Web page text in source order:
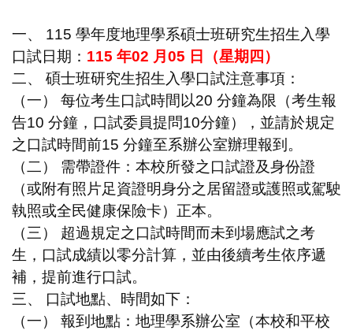
一、 115 學年度地理學系碩士班研究生招生入學
口試日期： 115 年02 月05 日（星期四）
二、 碩士班研究生招生入學口試注意事項：
（一） 每位考生口試時間以20 分鐘為限（考生報
告10 分鐘，口試委員提問10分鐘），並請於規定
之口試時間前15 分鐘至系辦公室辦理報到。
（二） 需帶證件：本校所發之口試證及身份證
（或附有照片足資證明身分之居留證或護照或駕駛
執照或全民健康保險卡）正本。
（三） 超過規定之口試時間而未到場應試之考
生，口試成績以零分計算，並由後續考生依序遞
補，提前進行口試。
三、 口試地點、時間如下：
（一） 報到地點：地理學系辦公室（本校和平校